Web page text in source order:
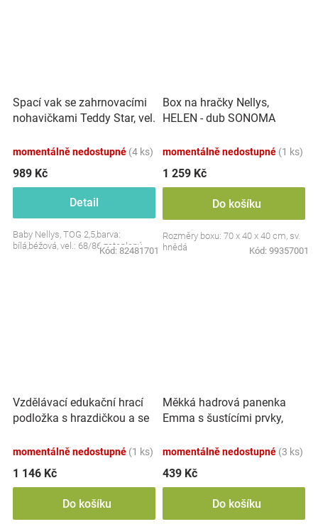
Spací vak se zahrnovacími
nohavičkami Teddy Star, vel.
momentálně nedostupné (4 ks)
989 Kč
Detail
Baby Nellys, TOG 2,5,barva:
bílá,béžová, vel.: 68/86 zateplený
Kód: 82481701
Box na hračky Nellys,
HELEN - dub SONOMA
momentálně nedostupné (1 ks)
1 259 Kč
Do košíku
Rozměry boxu: 70 x 40 x 40 cm, sv.
hnědá
Kód: 99357001
Vzdělávací edukační hrací
podložka s hrazdičkou a se
momentálně nedostupné (1 ks)
1 146 Kč
Do košíku
Měkká hadrová panenka
Emma s šustícími prvky,
momentálně nedostupné (3 ks)
439 Kč
Do košíku